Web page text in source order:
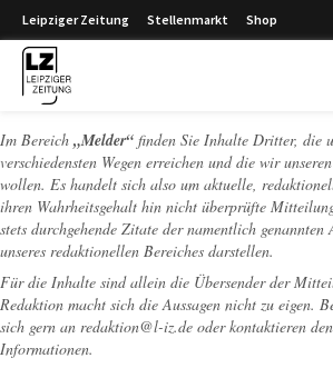
Leipziger Zeitung Stellenmarkt Shop
Im Bereich „Melder“ finden Sie Inhalte Dritter, die
verschiedensten Wegen erreichen und die wir
wollen. Es handelt sich also um aktuelle,
ihren Wahrheitsgehalt hin nicht überprüfte
stets durchgehende Zitate der namentlich genannten
unseres redaktionellen Bereiches darstellen.
Für die Inhalte sind allein die Übersender der
Redaktion macht sich die Aussagen nicht zu eigen.
sich gern an redaktion@l-iz.de oder kontaktieren
Informationen.